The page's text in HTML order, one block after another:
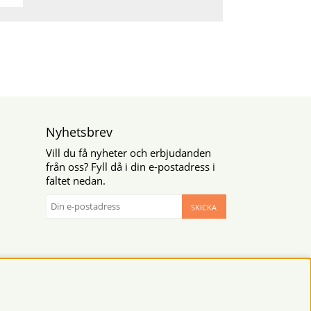
Nyhetsbrev
Vill du få nyheter och erbjudanden
från oss? Fyll då i din e-postadress i
fältet nedan.
SKICKA